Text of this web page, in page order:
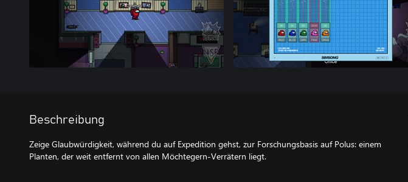
Beschreibung
Zeige Glaubwürdigkeit, während du auf Expedition gehst, zur Forschungsbasis auf Polus: einem
Planten, der weit entfernt von allen Möchtegern-Verrätern liegt.